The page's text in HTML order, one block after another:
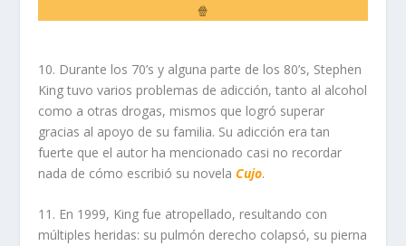
🍿
10. Durante los 70’s y alguna parte de los 80’s, Stephen
King tuvo varios problemas de adicción, tanto al alcohol
como a otras drogas, mismos que logró superar
gracias al apoyo de su familia. Su adicción era tan
fuerte que el autor ha mencionado casi no recordar
nada de cómo escribió su novelaCujo.
11. En 1999, King fue atropellado, resultando con
múltiples heridas: su pulmón derecho colapsó, su pierna